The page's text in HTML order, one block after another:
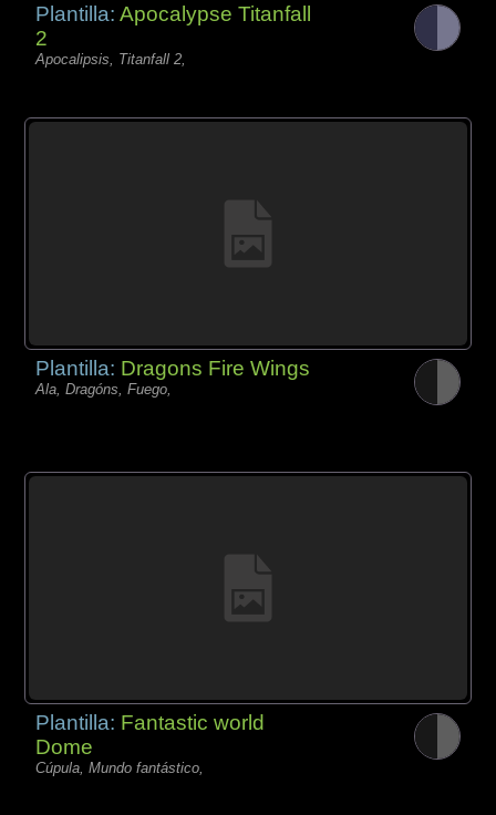
Plantilla:Apocalypse Titanfall
2
Apocalipsis, Titanfall 2,
Plantilla: Dragons Fire Wings
Ala, Dragóns, Fuego,
Plantilla: Fantastic world
Dome
Cúpula, Mundo fantástico,